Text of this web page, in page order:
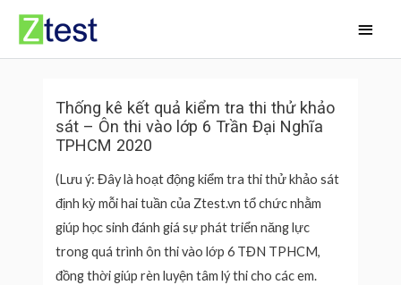
Skip
content
Thống kê kết quả kiểm tra thi thử khảo
sát – Ôn thi vào lớp 6 Trần Đại Nghĩa
TPHCM 2020
(Lưu ý: Đây là hoạt động kiểm tra thi thử khảo sát
định kỳ mỗi hai tuần của Ztest.vn tổ chức nhằm
giúp học sinh đánh giá sự phát triển năng lực
trong quá trình ôn thi vào lớp 6 TĐN TPHCM,
đồng thời giúp rèn luyện tâm lý thi cho các em.